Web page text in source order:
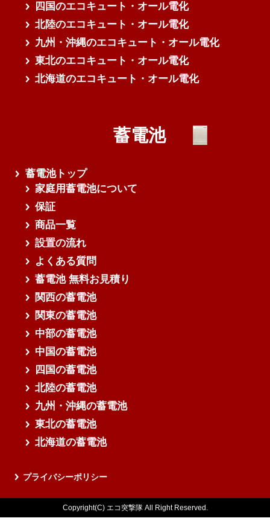
四国のエコキュート・オール電化
北陸のエコキュート・オール電化
九州・沖縄のエコキュート・オール電化
東北のエコキュート・オール電化
北海道のエコキュート・オール電化
蓄電池
蓄電池トップ
家庭用蓄電池について
保証
商品一覧
設置の流れ
よくある質問
蓄電池 無料お見積り
関西の蓄電池
関東の蓄電池
中部の蓄電池
中国の蓄電池
四国の蓄電池
北陸の蓄電池
九州・沖縄の蓄電池
東北の蓄電池
北海道の蓄電池
プライバシーポリシー
Copyright(C) エコ突撃隊 All Right Reserved.